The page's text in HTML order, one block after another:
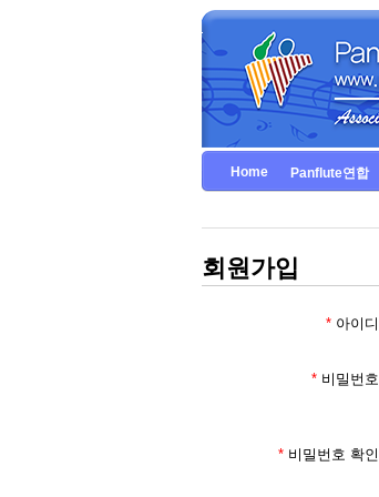
Home Panflute연합
회원가입
* 아이디
* 비밀번호
* 비밀번호 확인